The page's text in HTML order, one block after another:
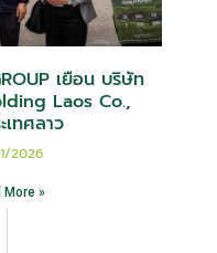
เยือน บริษัท
Laos Co.,
เทศลาว
2026
More »